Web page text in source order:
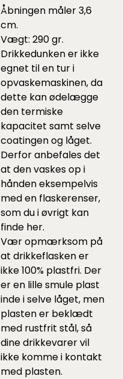
Åbningen måler 3,6
cm.
Vægt: 290 gr.
Drikkedunken er ikke
egnet til en tur i
opvaskemaskinen, da
dette kan ødelægge
den termiske
kapacitet samt selve
coatingen og låget.
Derfor anbefales det
at den vaskes op i
hånden eksempelvis
med en flaskerenser,
som du i øvrigt kan
finde her.
Vær opmærksom på
at drikkeflasken er
ikke 100% plastfri. Der
er en lille smule plast
inde i selve låget, men
plasten er beklædt
med rustfrit stål, så
dine drikkevarer vil
ikke komme i kontakt
med plasten.